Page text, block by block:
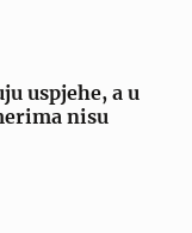
uspjehe, a u
nisu